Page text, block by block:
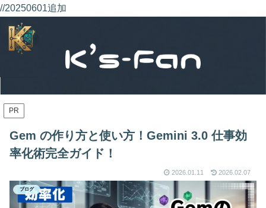
//20250601追加
PR
Gem の作り方と使い方！Gemini 3.0 仕事効
率化術完全ガイド！
2026.01.11 2026.02.07
ブログ